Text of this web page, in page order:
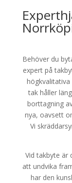
Behöver du
expert på
tak håller
borttagning
nya, oavsett
Vi
Vid takbyte
att undvika
har den